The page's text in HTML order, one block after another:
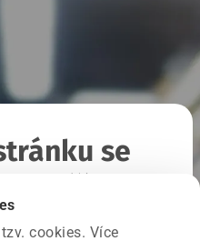
cookies. Více
se